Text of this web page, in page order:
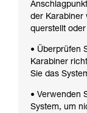
der Karabiner
querstellt
• Überprüfen
Karabiner
Sie das
• Verwenden
System, um